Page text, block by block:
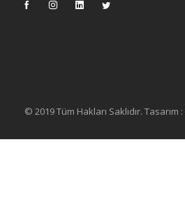
© 2019 Tüm Hakları Saklıdır. Tasarım :